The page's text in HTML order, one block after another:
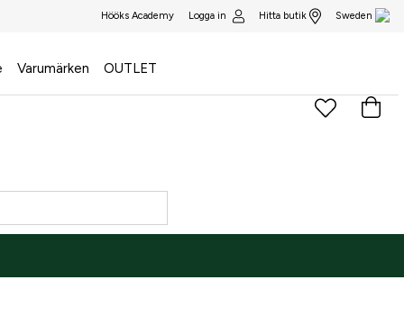
Hööks Academy Logga in Hitta butik Sweden
Varumärken OUTLET